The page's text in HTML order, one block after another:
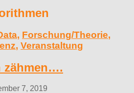
, Forschung/Theorie,
, Veranstaltung
zähmen….
7, 2019